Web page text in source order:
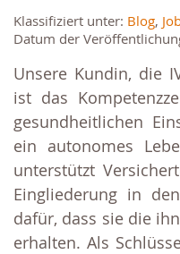
Klassifiziert unter: Blog,
Datum der
Unsere Kundin, die
ist das
gesundheitlichen
ein autonomes
unterstützt
Eingliederung in
dafür, dass sie die
erhalten. Als